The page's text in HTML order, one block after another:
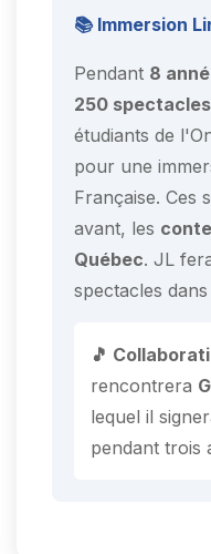
📚 Immersion
Pendant 8
250 spectacles
étudiants de
pour une
Française. Ces
avant, les
Québec. JL
spectacles
🎵
rencontrera
lequel il
pendant trois